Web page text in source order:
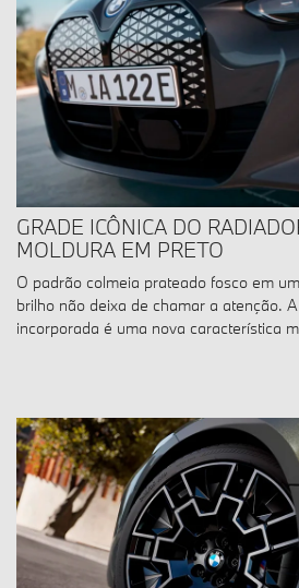
GRADE ICÔNICA DO
MOLDURA EM PRETO
O padrão colmeia prateado fosco em
brilho não deixa de chamar a atenção.
incorporada é uma nova característica